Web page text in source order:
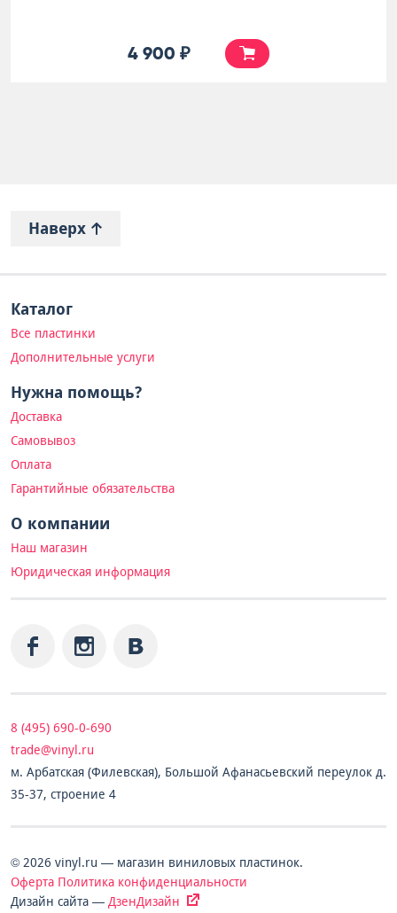
4 900 ₽
Наверх
Каталог
Все пластинки
Дополнительные услуги
Нужна помощь?
Доставка
Самовывоз
Оплата
Гарантийные обязательства
О компании
Наш магазин
Юридическая информация
8 (495) 690-0-690
trade@vinyl.ru
м. Арбатская (Филевская), Большой Афанасьевский переулок д.
35-37, строение 4
© 2026 vinyl.ru — магазин виниловых пластинок.
Оферта Политика конфиденциальности
Дизайн сайта — ДзенДизайн